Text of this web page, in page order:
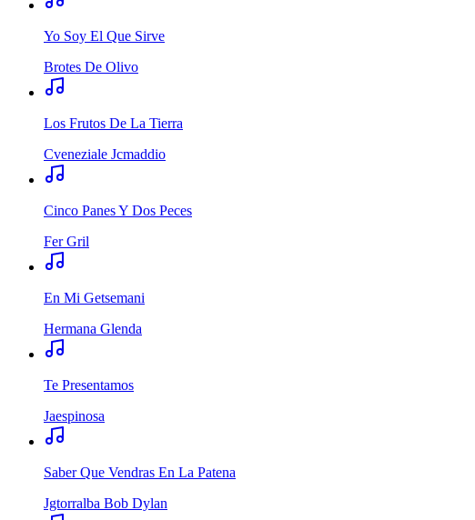
Yo Soy El Que Sirve
Brotes De Olivo
Los Frutos De La Tierra
Cveneziale Jcmaddio
Cinco Panes Y Dos Peces
Fer Gril
En Mi Getsemani
Hermana Glenda
Te Presentamos
Jaespinosa
Saber Que Vendras En La Patena
Jgtorralba Bob Dylan